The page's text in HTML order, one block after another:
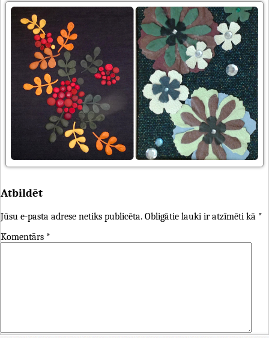
Atbildēt
Jūsu e-pasta adrese netiks publicēta. Obligātie lauki ir atzīmēti kā *
Komentārs *